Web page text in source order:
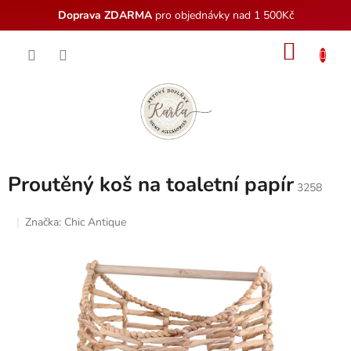
Doprava ZDARMApro objednávky nad 1 500Kč
Proutěný koš na toaletní papír 3258
Značka: Chic Antique